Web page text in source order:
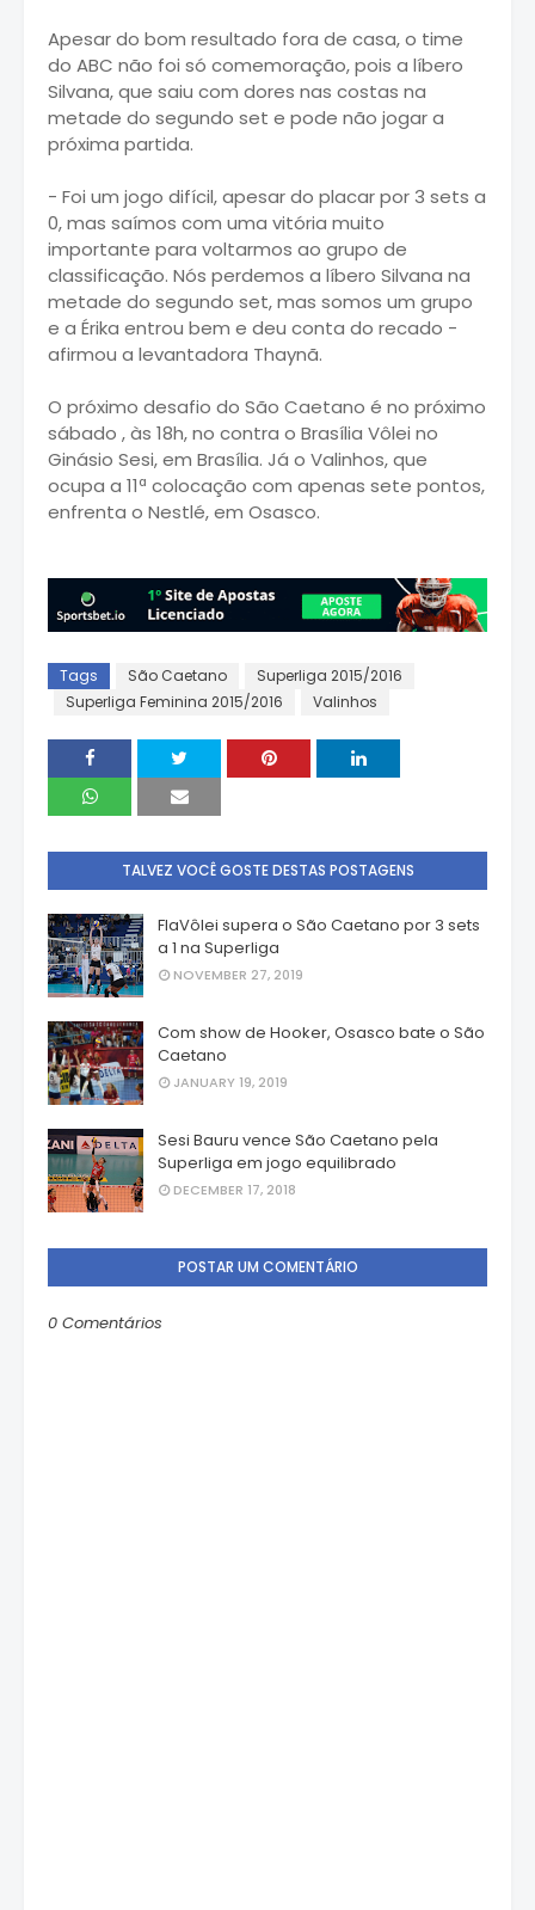
Apesar do bom resultado fora de casa, o time
do ABC não foi só comemoração, pois a líbero
Silvana, que saiu com dores nas costas na
metade do segundo set e pode não jogar a
próxima partida.
- Foi um jogo difícil, apesar do placar por 3 sets a
0, mas saímos com uma vitória muito
importante para voltarmos ao grupo de
classificação. Nós perdemos a líbero Silvana na
metade do segundo set, mas somos um grupo
e a Érika entrou bem e deu conta do recado -
afirmou a levantadora Thaynã.
O próximo desafio do São Caetano é no próximo
sábado , às 18h, no contra o Brasília Vôlei no
Ginásio Sesi, em Brasília. Já o Valinhos, que
ocupa a 11ª colocação com apenas sete pontos,
enfrenta o Nestlé, em Osasco.
Tags São Caetano
Superliga 2015/2016
Superliga Feminina 2015/2016
Valinhos
TALVEZ VOCÊ GOSTE DESTAS POSTAGENS
FlaVôlei supera o São Caetano por 3 sets
a 1 na Superliga
NOVEMBER 27, 2019
Com show de Hooker, Osasco bate o São
Caetano
JANUARY 19, 2019
Sesi Bauru vence São Caetano pela
Superliga em jogo equilibrado
DECEMBER 17, 2018
POSTAR UM COMENTÁRIO
0 Comentários